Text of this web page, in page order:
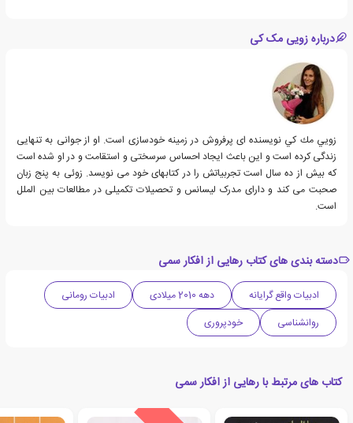
درباره زویی مک کی
زويي مك كي نویسنده ای پرفروش در زمینه خودسازی است. او از جوانی به تنهایی
زندگی کرده است و این باعث ایجاد احساس سرسختی و استقامت و در او شده است
که بیش از ده سال است تجربیاتش را در کتابهای خود می نویسد. زوئی به پنج زبان
صحبت می کند و دارای مدرک لیسانس و تحصیلات تکمیلی در مطالعات بین الملل
است.
دسته بندی های کتاب رهایی از افکار سمی
ادبیات واقع گرایانه دهه 2010 میلادی
ادبیات رومانی
روانشناسی
خودپروری
کتاب های مرتبط با رهایی از افکار سمی